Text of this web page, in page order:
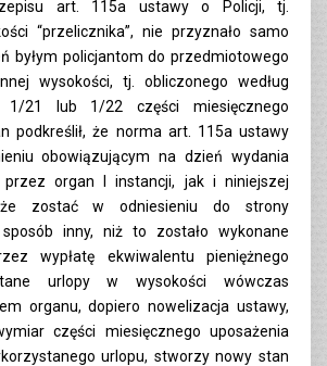
art. 115a ustawy o Policji, tj.
“przelicznika”, nie przyznało samo
byłym policjantom do przedmiotowego
wysokości, tj. obliczonego według
1/21 lub 1/22 części miesięcznego
podkreślił, że norma art. 115a ustawy
obowiązującym na dzień wydania
przez organ I instancji, jak i niniejszej
zostać w odniesieniu do strony
inny, niż to zostało wykonane
wypłatę ekwiwalentu pieniężnego
urlopy w wysokości wówczas
organu, dopiero nowelizacja ustawy,
części miesięcznego uposażenia
urlopu, stworzy nowy stan